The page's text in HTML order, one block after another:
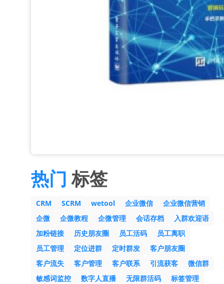
热门 标签
CRM SCRM wetool 企业微信
企业微信营销
企微
企微教程 企微管理 会话存档
入群欢迎语
加粉链接
历史朋友圈 员工活码
员工离职
员工管理
定位进群 定时群发
客户朋友圈
客户流失
客户管理 客户联系 引流获客
微信群
敏感词监控
数字人直播 无限群活码
标签管理